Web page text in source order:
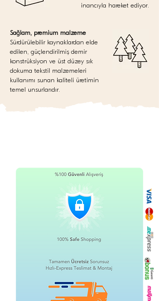
inancıyla hareket ediyor.
Sağlam, premium malzeme
Sürdürülebilir kaynaklardan elde
edilen, güçlendirilmiş demir
konstrüksiyon ve üst düzey sık
dokuma tekstil malzemeleri
kullanımı sunan kaliteli üretimin
temel unsurlarıdır.